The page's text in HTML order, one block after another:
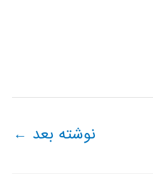
نوشته بعد ←